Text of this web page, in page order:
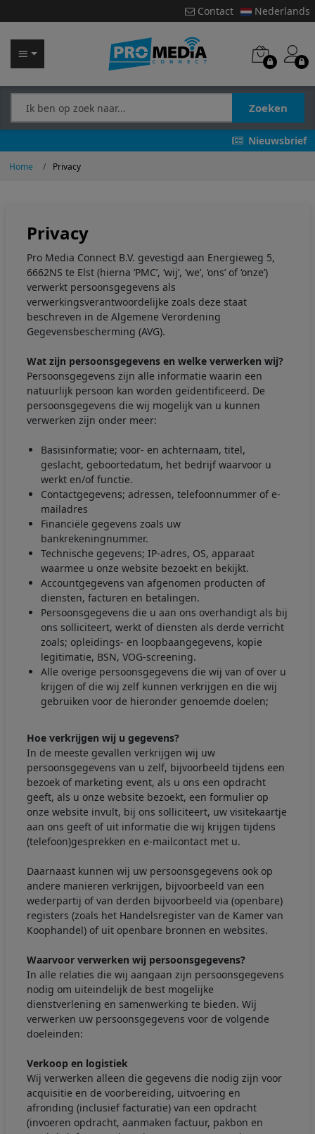
Contact Nederlands
Zoeken
Nieuwsbrief
Home Privacy
Privacy
Pro Media Connect B.V. gevestigd aan Energieweg 5,
6662NS te Elst (hierna ‘PMC’, ‘wij’, ‘we’, ‘ons’ of ‘onze’)
verwerkt persoonsgegevens als
verwerkingsverantwoordelijke zoals deze staat
beschreven in de Algemene Verordening
Gegevensbescherming (AVG).
Wat zijn persoonsgegevens en welke verwerken wij?
Persoonsgegevens zijn alle informatie waarin een
natuurlijk persoon kan worden geïdentificeerd. De
persoonsgegevens die wij mogelijk van u kunnen
verwerken zijn onder meer:
Basisinformatie; voor- en achternaam, titel,
geslacht, geboortedatum, het bedrijf waarvoor u
werkt en/of functie.
Contactgegevens; adressen, telefoonnummer of e-
mailadres
Financiële gegevens zoals uw
bankrekeningnummer.
Technische gegevens; IP-adres, OS, apparaat
waarmee u onze website bezoekt en bekijkt.
Accountgegevens van afgenomen producten of
diensten, facturen en betalingen.
Persoonsgegevens die u aan ons overhandigt als bij
ons solliciteert, werkt of diensten als derde verricht
zoals; opleidings- en loopbaangegevens, kopie
legitimatie, BSN, VOG-screening.
Alle overige persoonsgegevens die wij van of over u
krijgen of die wij zelf kunnen verkrijgen en die wij
gebruiken voor de hieronder genoemde doelen;
Hoe verkrijgen wij u gegevens?
In de meeste gevallen verkrijgen wij uw
persoonsgegevens van u zelf, bijvoorbeeld tijdens een
bezoek of marketing event, als u ons een opdracht
geeft, als u onze website bezoekt, een formulier op
onze website invult, bij ons solliciteert, uw visitekaartje
aan ons geeft of uit informatie die wij krijgen tijdens
(telefoon)gesprekken en e-mailcontact met u.
Daarnaast kunnen wij uw persoonsgegevens ook op
andere manieren verkrijgen, bijvoorbeeld van een
wederpartij of van derden bijvoorbeeld via (openbare)
registers (zoals het Handelsregister van de Kamer van
Koophandel) of uit openbare bronnen en websites.
Waarvoor verwerken wij persoonsgegevens?
In alle relaties die wij aangaan zijn persoonsgegevens
nodig om uiteindelijk de best mogelijke
dienstverlening en samenwerking te bieden. Wij
verwerken uw persoonsgegevens voor de volgende
doeleinden:
Verkoop en logistiek
Wij verwerken alleen die gegevens die nodig zijn voor
acquisitie en de voorbereiding, uitvoering en
afronding (inclusief facturatie) van een opdracht
(invoeren opdracht, aanmaken factuur, pakbon en